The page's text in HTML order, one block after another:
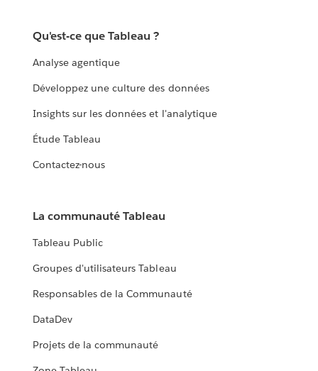
Qu'est-ce que Tableau ?
Analyse agentique
Développez une culture des données
Insights sur les données et l'analytique
Étude Tableau
Contactez-nous
La communauté Tableau
Tableau Public
Groupes d'utilisateurs Tableau
Responsables de la Communauté
DataDev
Projets de la communauté